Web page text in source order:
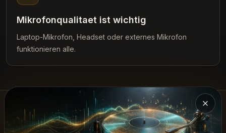
Mikrofonqualitaet ist wichtig
Laptop-Mikrofon, Headset oder externes Mikrofon
funktionieren alle.
Singing Test FAQ